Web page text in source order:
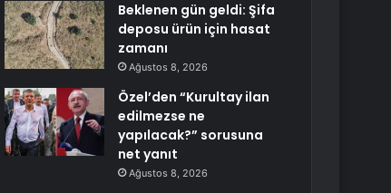
Beklenen gün geldi: Şifa
deposu ürün için hasat
zamanı
Ağustos 8, 2026
Özel’den “Kurultay ilan
edilmezse ne
yapılacak?” sorusuna
net yanıt
Ağustos 8, 2026